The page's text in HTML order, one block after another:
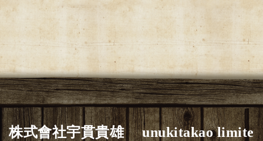
株式會社宇貫貴雄 unukitakao limite